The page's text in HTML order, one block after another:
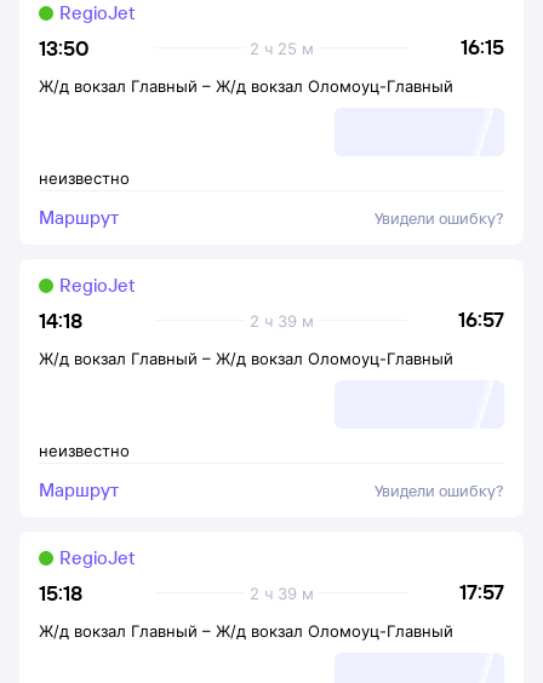
13:50 16:15
2 ч 25 м
RegioJet
неизвестно
Ж/д вокзал Главный – Ж/д вокзал Оломоуц-Главный
Маршрут Увидели ошибку?
14:18 16:57
2 ч 39 м
RegioJet
неизвестно
Ж/д вокзал Главный – Ж/д вокзал Оломоуц-Главный
Маршрут Увидели ошибку?
15:18 17:57
2 ч 39 м
RegioJet
Ж/д вокзал Главный – Ж/д вокзал Оломоуц-Главный